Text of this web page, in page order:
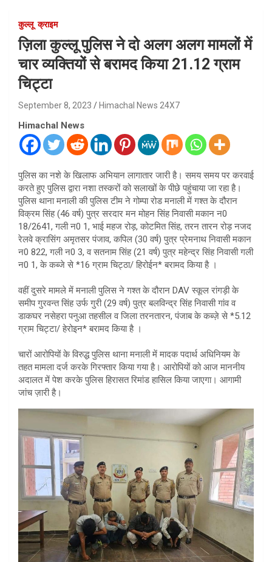
कुल्लू क्राइम
ज़िला कुल्लू पुलिस ने दो अलग अलग मामलों में
चार व्यक्तियों से बरामद किया 21.12 ग्राम
चिट्टा
September 8, 2023 Himachal News 24X7
Himachal News
पुलिस का नशे के खिलाफ अभियान लागातार जारी है। समय समय पर करवाई
करते हुए पुलिस द्वारा नशा तस्करों को सलाखों के पीछे पहुंचाया जा रहा है।
पुलिस थाना मनाली की पुलिस टीम ने गोम्पा रोड मनाली में गश्त के दौरान
विक्रम सिंह (46 वर्ष) पुत्र सरदार मन मोहन सिंह निवासी मकान न0
18/2641, गली न0 1, भाई महज रोड़, कोटमित सिंह, तरन तारन रोड़ नजद
रेलवे क्रासिंग अमृतसर पंजाव, कपिल (30 वर्ष) पुत्र प्रेमनाथ निवासी मकान
न0 822, गली न0 3, व सतनाम सिंह (21 वर्ष) पुत्र महेन्द्र सिंह निवासी गली
न0 1, के कब्जे से *16 ग्राम चिट्ठा/ हिरोईन* बरामद किया है ।
वहीं दुसरे मामले में मनाली पुलिस ने गश्त के दौरान DAV स्कूल रांगड़ी के
समीप गुरवन्त सिंह उर्फ गुरी (29 वर्ष) पुत्र बलविन्द्र सिंह निवासी गांव व
डाकघर नसेहरा पनुआ तहसील व जिला तरनतारन, पंजाब के कब्ज़े से *5.12
ग्राम चिट्टा/ हेरोइन* बरामद किया है ।
चारों आरोपियों के विरुद्ध पुलिस थाना मनाली में मादक पदार्थ अधिनियम के
तहत मामला दर्ज करके गिरफ्तार किया गया है। आरोपियों को आज माननीय
अदालत में पेश करके पुलिस हिरासत रिमांड हासिल किया जाएगा। आगामी
जांच ज़ारी है।